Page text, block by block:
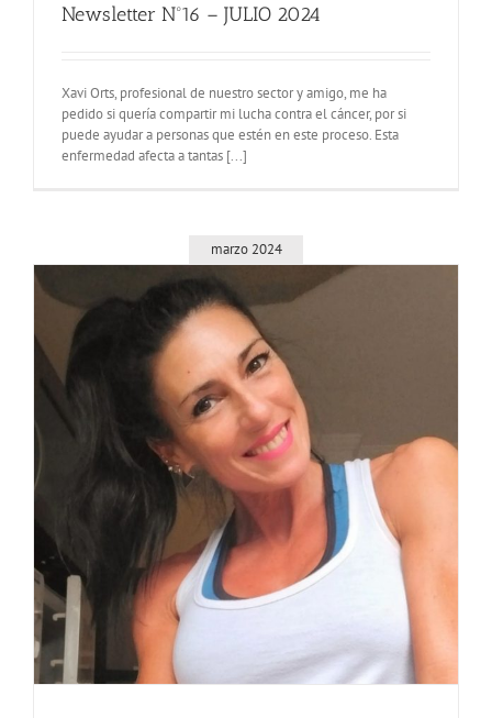
Newsletter Nº16 – JULIO 2024
Xavi Orts, profesional de nuestro sector y amigo, me ha
pedido si quería compartir mi lucha contra el cáncer, por si
puede ayudar a personas que estén en este proceso. Esta
enfermedad afecta a tantas [...]
marzo 2024